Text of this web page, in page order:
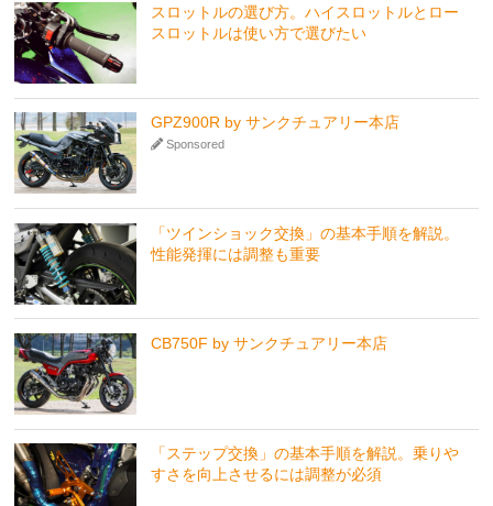
スロットルの選び方。ハイスロットルとロー
スロットルは使い方で選びたい
GPZ900R by サンクチュアリー本店
Sponsored
「ツインショック交換」の基本手順を解説。
性能発揮には調整も重要
CB750F by サンクチュアリー本店
「ステップ交換」の基本手順を解説。乗りや
すさを向上させるには調整が必須